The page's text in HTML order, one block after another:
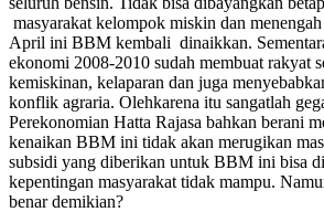
masyarakat kelompok miskin dan
April ini BBM kembali dinaikkan.
ekonomi 2008-2010 sudah membuat rakyat
kemiskinan, kelaparan dan juga
konflik agraria. Olehkarena itu sangatlah
Perekonomian Hatta Rajasa bahkan berani
kenaikan BBM ini tidak akan merugikan
subsidi yang diberikan untuk BBM ini bisa
kepentingan masyarakat tidak mampu.
benar demikian?